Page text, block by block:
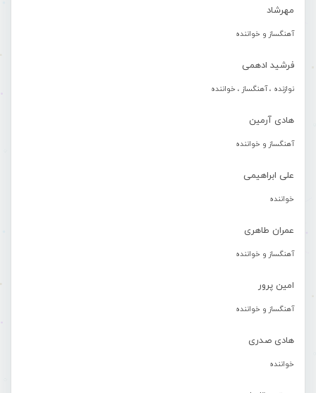
مهرشاد
آهنگساز و خواننده
فرشید ادهمی
نوازنده ، آهنگساز ، خواننده
هادی آرمین
آهنگساز و خواننده
علی ابراهیمی
خواننده
عمران طاهری
آهنگساز و خواننده
امین پرور
آهنگساز و خواننده
هادی صدری
خواننده